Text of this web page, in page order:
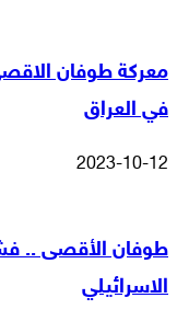
معركة طوفان
في العراق
2023-10-12
طوفان الأقصى ..
الاسرائيلي